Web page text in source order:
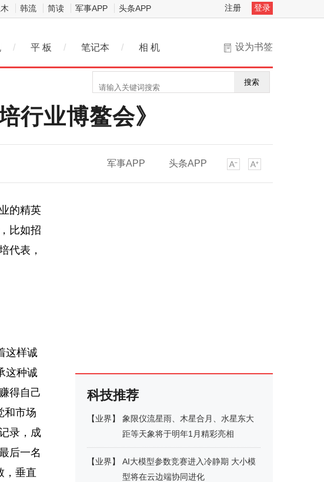
韩流 简读 军事APP 头条APP 注册 登录
设为书签
/ 平 板 / 笔记本 / 相 机
搜索
行业博鳌会》
军事APP 头条APP
的精英
比如招
代表，
这样诚
这种诚
得自己
和市场
录，成
后一名
，垂直
科技推荐
【业界】
象限仪流星雨、木星合月、水星东大
距等天象将于明年1月精彩亮相
【业界】
AI大模型参数竞赛进入冷静期 大小模
型将在云边端协同进化